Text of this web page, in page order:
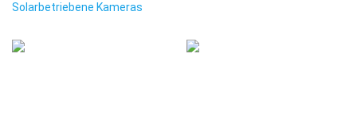
Solarbetriebene Kameras